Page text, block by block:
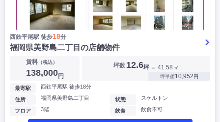
西鉄平尾駅 徒歩18分
福岡県美野島二丁目の店舗物件
賃料（税込）
138,000円
坪数 12.6坪 ＝ 41.58㎡
坪単価10,952円
最寄駅 西鉄平尾駅 徒歩18分
住所 福岡県美野島二丁目
フロア 3階
状態 スケルトン
飲食 飲食不可